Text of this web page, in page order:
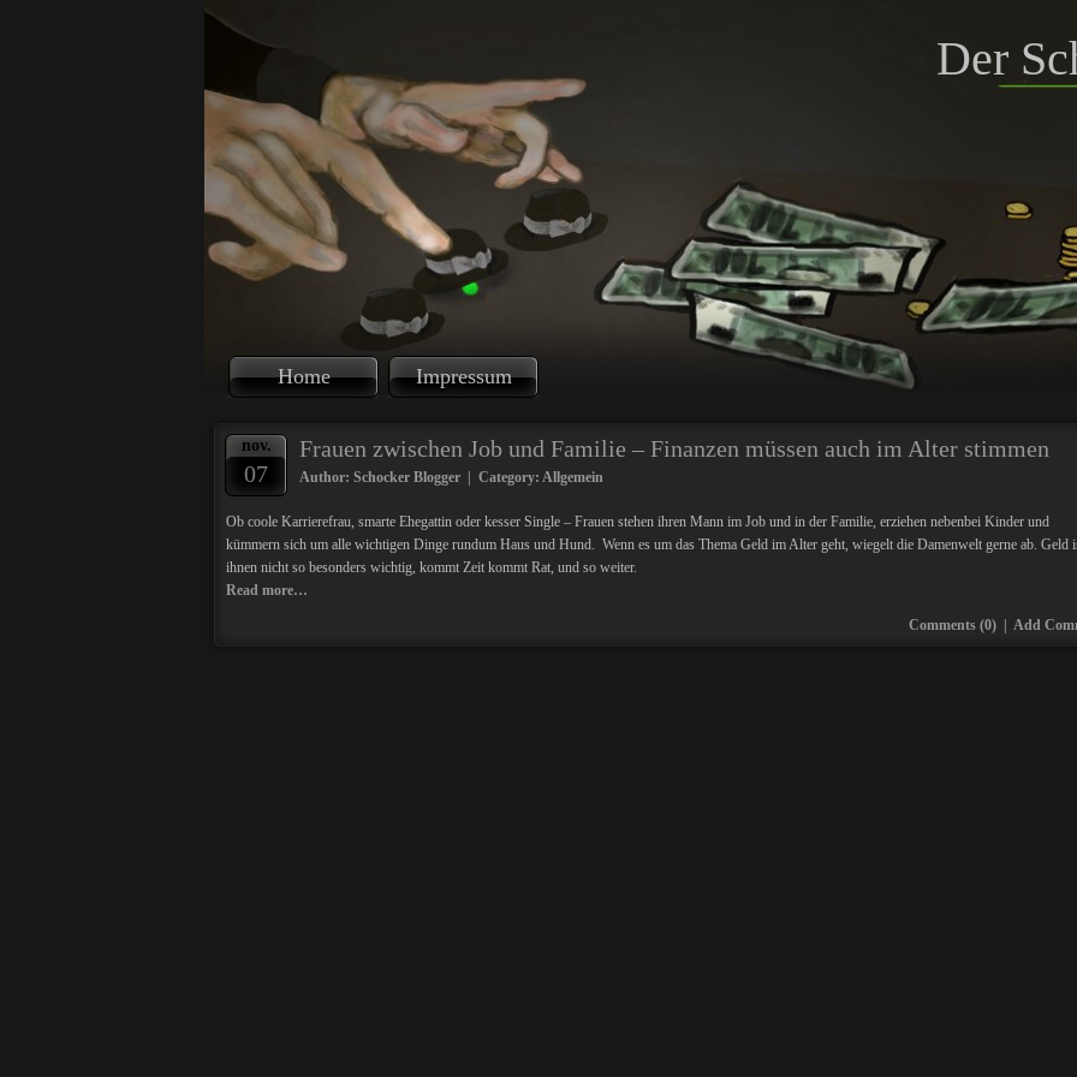
Der
Home Impressum
nov.
07
Frauen zwischen Job und Familie – Finanzen müssen auch im Alter stimmen
Author: Schocker Blogger | Category: Allgemein
Ob coole Karrierefrau, smarte Ehegattin oder kesser Single – Frauen stehen ihren Mann im Job und in der Familie, erziehen nebenbei Kinder und
kümmern sich um alle wichtigen Dinge rundum Haus und Hund. Wenn es um das Thema Geld im Alter geht, wiegelt die Damenwelt gerne ab. Geld
ihnen nicht so besonders wichtig, kommt Zeit kommt Rat, und so weiter.
Read more…
Comments (0) Add